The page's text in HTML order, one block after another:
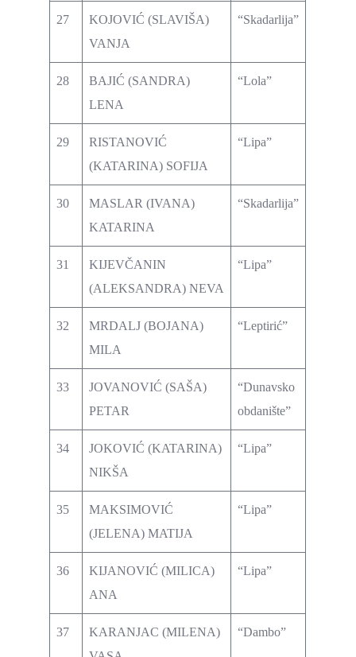
27
KOJOVIĆ (SLAVIŠA)
VANJA
“Skadarlija”
28
BAJIĆ (SANDRA)
LENA
“Lola”
29
RISTANOVIĆ
(KATARINA) SOFIJA
“Lipa”
30
MASLAR (IVANA)
KATARINA
“Skadarlija”
31
KIJEVČANIN
(ALEKSANDRA) NEVA
“Lipa”
32
MRDALJ (BOJANA)
MILA
“Leptirić”
33
JOVANOVIĆ (SAŠA)
PETAR
“Dunavsko
obdanište”
34
JOKOVIĆ (KATARINA)
NIKŠA
“Lipa”
35
MAKSIMOVIĆ
(JELENA) MATIJA
“Lipa”
36
KIJANOVIĆ (MILICA)
ANA
“Lipa”
37
KARANJAC (MILENA)
“Dambo”